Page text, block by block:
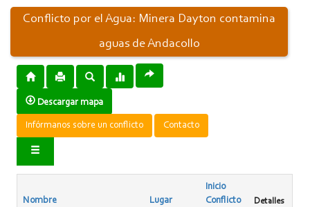
Conflicto por el Agua: Minera Dayton contamina
aguas de Andacollo
Descargar mapa
Infórmanos sobre un conflicto Contacto
Nombre Lugar
Inicio
Conflicto
Detalles